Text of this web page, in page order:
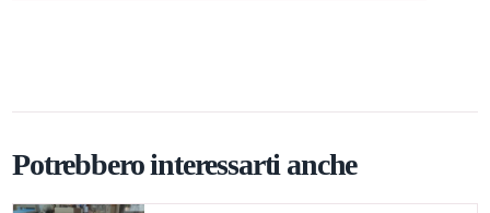
Potrebbero interessarti anche